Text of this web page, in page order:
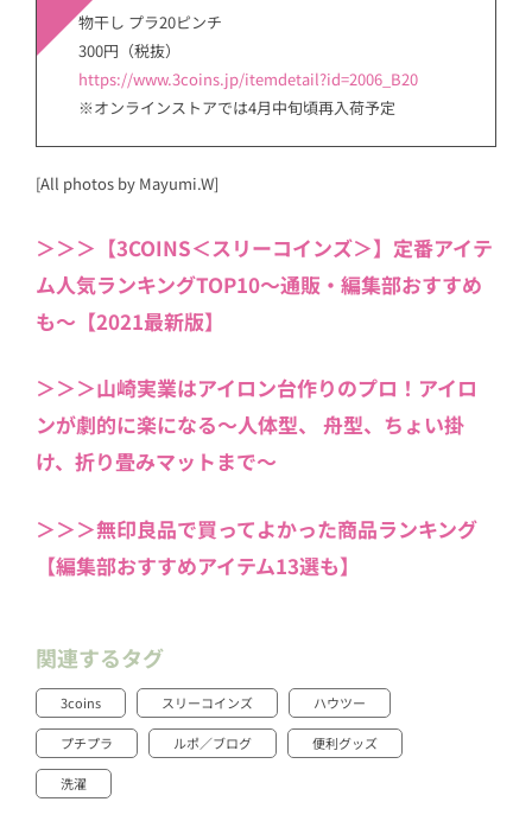
物干し プラ20ピンチ
300円（税抜）
https://www.3coins.jp/itemdetail?id=2006_B20
※オンラインストアでは4月中旬頃再入荷予定
[All photos by Mayumi.W]
＞＞＞【3COINS＜スリーコインズ＞】定番アイテ
ム人気ランキングTOP10〜通販・編集部おすすめ
も〜【2021最新版】
＞＞＞山崎実業はアイロン台作りのプロ！アイロ
ンが劇的に楽になる〜人体型、 舟型、ちょい掛
け、折り畳みマットまで〜
＞＞＞無印良品で買ってよかった商品ランキング
【編集部おすすめアイテム13選も】
関連するタグ
3coins スリーコインズ ハウツー
プチプラ ルポ／ブログ 便利グッズ
洗濯